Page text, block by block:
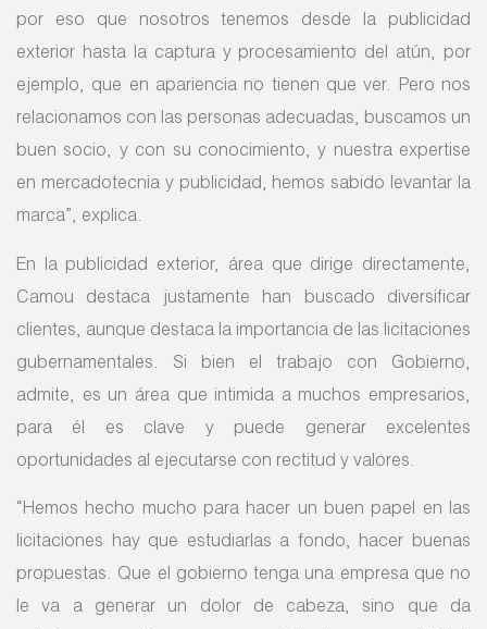
por eso que nosotros tenemos desde la publicidad
exterior hasta la captura y procesamiento del atún, por
ejemplo, que en apariencia no tienen que ver. Pero nos
relacionamos con las personas adecuadas, buscamos un
buen socio, y con su conocimiento, y nuestra expertise
en mercadotecnia y publicidad, hemos sabido levantar la
marca”, explica.
En la publicidad exterior, área que dirige directamente,
Camou destaca justamente han buscado diversificar
clientes, aunque destaca la importancia de las licitaciones
gubernamentales. Si bien el trabajo con Gobierno,
admite, es un área que intimida a muchos empresarios,
para él es clave y puede generar excelentes
oportunidades al ejecutarse con rectitud y valores.
“Hemos hecho mucho para hacer un buen papel en las
licitaciones hay que estudiarlas a fondo, hacer buenas
propuestas. Que el gobierno tenga una empresa que no
le va a generar un dolor de cabeza, sino que da